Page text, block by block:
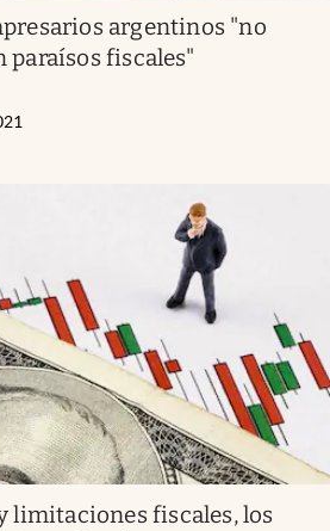
argentinos "no
paraísos fiscales"
limitaciones fiscales, los